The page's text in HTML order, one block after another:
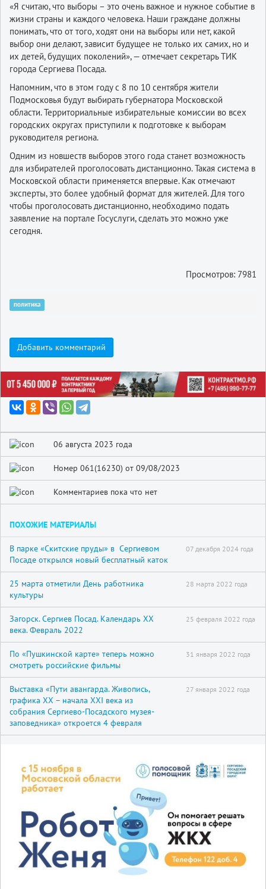
«Я считаю, что выборы – это очень важное и нужное событие в
жизни страны и каждого человека. Наши граждане должны
понимать, что от того, ходят они на выборы или нет, какой
выбор они делают, зависит будущее не только их самих, но и
их детей, будущих поколений», — отмечает секретарь ТИК
города Сергиева Посада.
Напомним, что в этом году с 8 по 10 сентября жители
Подмосковья будут выбирать губернатора Московской
области. Территориальные избирательные комиссии во всех
городских округах приступили к подготовке к выборам
руководителя региона.
Одним из новшеств выборов этого года станет возможность
для избирателей проголосовать дистанционно. Такая система в
Московской области применяется впервые. Как отмечают
эксперты, это более удобный формат для жителей. Для того
чтобы проголосовать дистанционно, необходимо подать
заявление на портале Госуслуги, сделать это можно уже
сегодня.
Просмотров: 7981
политика
Добавить комментарий
06 августа 2023 года
Номер 061(16230) от 09/08/2023
Комментариев пока что нет
ПОХОЖИЕ МАТЕРИАЛЫ
В парке «Скитские пруды» в Сергиевом
Посаде открылся новый бесплатный каток
07 декабря 2024 года
25 марта отметили День работника
культуры
28 марта 2022 года
Загорск. Сергиев Посад. Календарь XX
века. Февраль 2022
25 февраля 2022 года
По «Пушкинской карте» теперь можно
смотреть российские фильмы
31 января 2022 года
Выставка «Пути авангарда. Живопись,
графика XX – начала XXI века из
собрания Сергиево-Посадского музея-
заповедника» откроется 4 февраля
27 января 2022 года